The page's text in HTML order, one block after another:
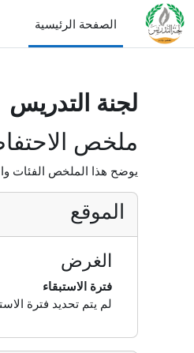
تخطى إلى المحتوى الرئيسي
الصفحة الرئيسية
لجنة التدريس
ملخص
يوضح هذا الملخص الفئات
الموقع
الغرض
فترة الاستبقاء
لم يتم تحديد فترة